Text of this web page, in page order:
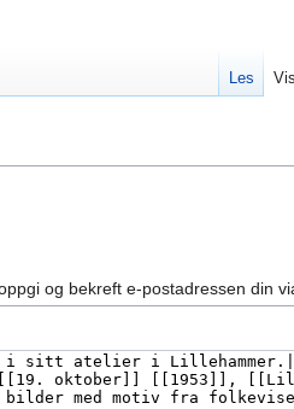
og bekreft e-postadressen din
Les